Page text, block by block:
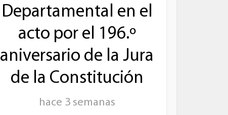
Departamental en el
acto por el 196.º
aniversario de la Jura
de la Constitución
hace 3 semanas